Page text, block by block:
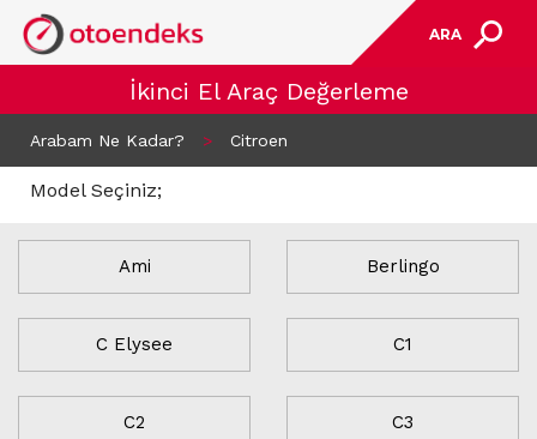
ARA
İkinci El Araç Değerleme
Arabam Ne Kadar? > Citroen
Model Seçiniz;
Ami Berlingo
C Elysee C1
C2 C3